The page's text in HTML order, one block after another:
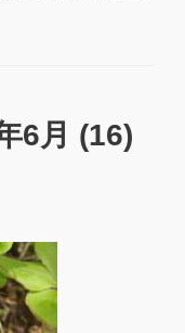
6月 (16)